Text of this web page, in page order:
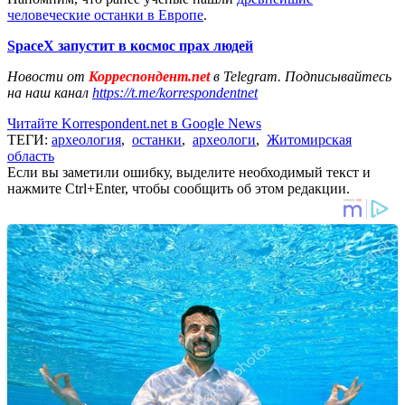
человеческие останки в Европе.
SpaceX запустит в космос прах людей
Новости от Корреспондент.netв Telegram. Подписывайтесь
на наш канал https://t.me/korrespondentnet
Читайте Korrespondent.net в Google News
ТЕГИ: археология, останки, археологи, Житомирская
область
Если вы заметили ошибку, выделите необходимый текст и
нажмите Ctrl+Enter, чтобы сообщить об этом редакции.